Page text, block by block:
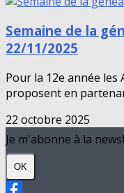
Semaine de la
22/11/2025
Pour la 12e année les
proposent en
22 octobre 2025
Je m'abonne à la
OK